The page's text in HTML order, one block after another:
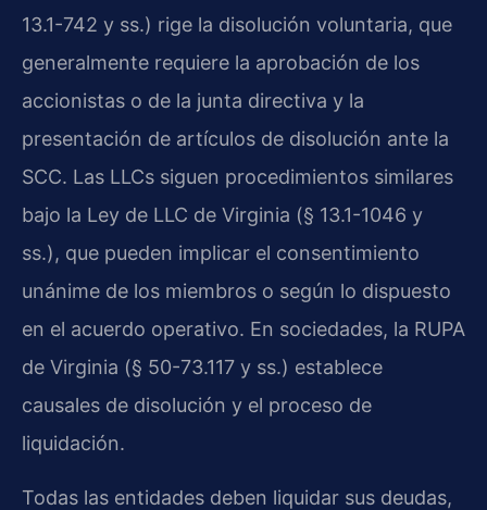
13.1-742 y ss.) rige la disolución voluntaria, que
generalmente requiere la aprobación de los
accionistas o de la junta directiva y la
presentación de artículos de disolución ante la
SCC. Las LLCs siguen procedimientos similares
bajo la Ley de LLC de Virginia (§ 13.1-1046 y
ss.), que pueden implicar el consentimiento
unánime de los miembros o según lo dispuesto
en el acuerdo operativo. En sociedades, la RUPA
de Virginia (§ 50-73.117 y ss.) establece
causales de disolución y el proceso de
liquidación.
Todas las entidades deben liquidar sus deudas,